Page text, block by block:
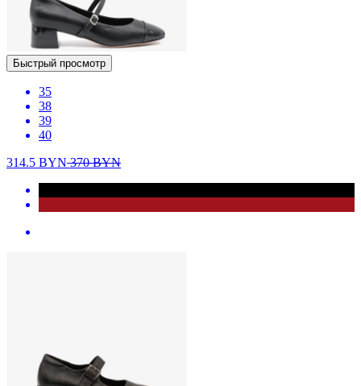
Быстрый просмотр
35
38
39
40
314.5 BYN370BYN